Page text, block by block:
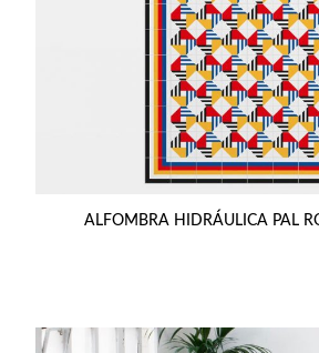
ALFOMBRA HIDRÁULICA PAL